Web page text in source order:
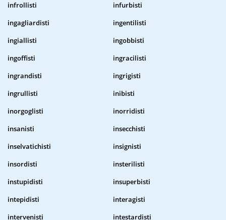
infrollisti
infurbisti
ingagliardisti
ingentilisti
ingiallisti
ingobbisti
ingoffisti
ingracilisti
ingrandisti
ingrigisti
ingrullisti
inibisti
inorgoglisti
inorridisti
insanisti
insecchisti
inselvatichisti
insignisti
insordisti
insterilisti
instupidisti
insuperbisti
intepidisti
interagisti
intervenisti
intestardisti